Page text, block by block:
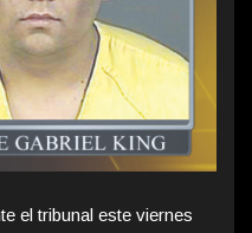
el tribunal este viernes